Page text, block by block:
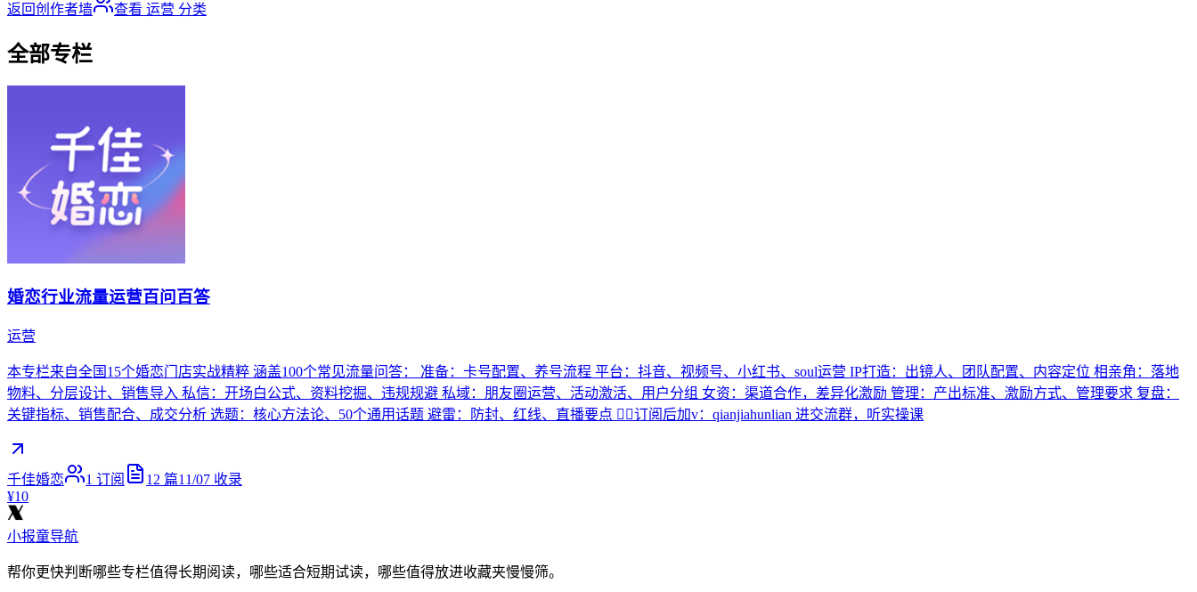
返回创作者墙
查看 运营 分类
全部专栏
婚恋行业流量运营百问百答
运营
本专栏来自全国15个婚恋门店实战精粹 涵盖100个常见流量问答： 准备：卡号配置、养号流程 平台：抖音、视频号、小红书、soul运营 IP打造：出镜人、团队配置、内容定位 相亲角：落地
物料、分层设计、销售导入 私信：开场白公式、资料挖掘、违规规避 私域：朋友圈运营、活动激活、用户分组 女资：渠道合作，差异化激励 管理：产出标准、激励方式、管理要求 复盘：
关键指标、销售配合、成交分析 选题：核心方法论、50个通用话题 避雷：防封、红线、直播要点 👉🏻订阅后加v：qianjiahunlian 进交流群，听实操课
千佳婚恋 1 订阅 12 篇11/07 收录
¥10
小报童导航
帮你更快判断哪些专栏值得长期阅读，哪些适合短期试读，哪些值得放进收藏夹慢慢筛。